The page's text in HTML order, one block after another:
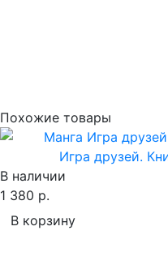
Похожие товары
Игра друзей.
В наличии
1 380 р.
В корзину